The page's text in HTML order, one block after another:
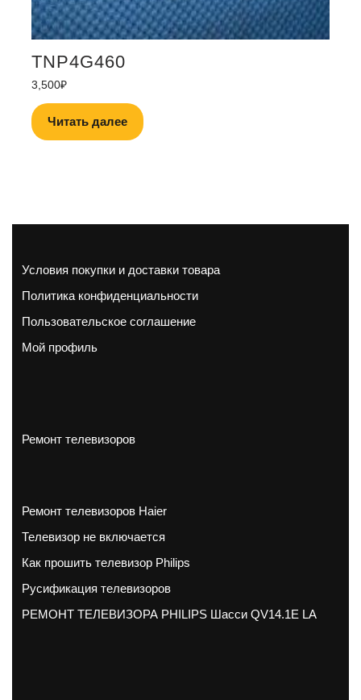
TNP4G460
3,500₽
Читать далее
Условия покупки и доставки товара
Политика конфиденциальности
Пользовательское соглашение
Мой профиль
Ремонт телевизоров
Ремонт телевизоров Haier
Телевизор не включается
Как прошить телевизор Philips
Русификация телевизоров
РЕМОНТ ТЕЛЕВИЗОРА PHILIPS Шасси QV14.1E LA